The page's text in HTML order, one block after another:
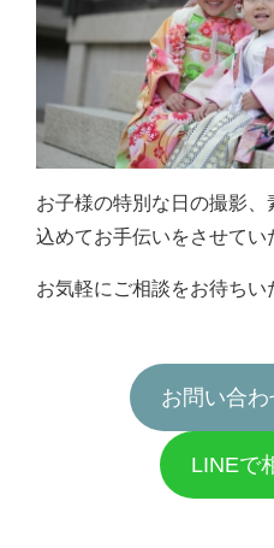
お子様の特別な日の撮影
込めてお手伝いをさせてい
お気軽にご相談をお待ちい
お問い合
LINEで